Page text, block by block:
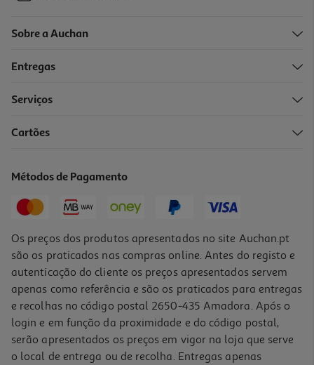
Sobre a Auchan
Entregas
Serviços
Cartões
Métodos de Pagamento
Os preços dos produtos apresentados no site Auchan.pt
são os praticados nas compras online. Antes do registo e
autenticação do cliente os preços apresentados servem
apenas como referência e são os praticados para entregas
e recolhas no código postal 2650-435 Amadora. Após o
login e em função da proximidade e do código postal,
serão apresentados os preços em vigor na loja que serve
o local de entrega ou de recolha. Entregas apenas